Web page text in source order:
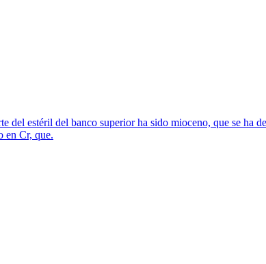
estéril del banco superior ha sido mioceno, que se ha
en Cr, que.